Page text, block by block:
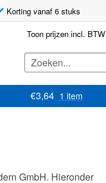
Korting vanaf 6 stuks
Toon prijzen incl. BTW
Zoeken
naar:
€3,64 1 item
GmbH. Hieronder